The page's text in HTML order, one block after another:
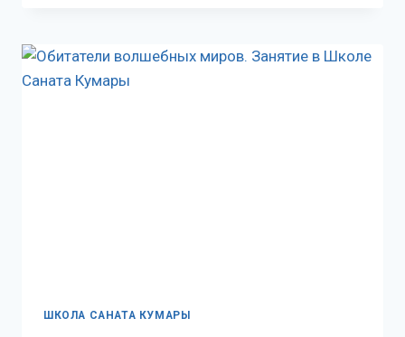
ШКОЛА САНАТА КУМАРЫ